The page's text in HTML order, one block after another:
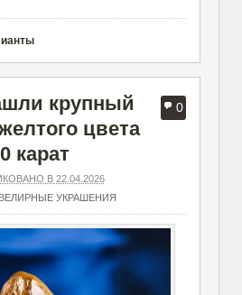
0
крупный
цвета
карат
В 22.04.2026
УКРАШЕНИЯ